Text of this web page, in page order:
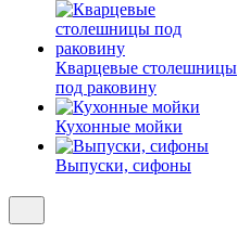
Кварцевые столешницы
под раковину
Кухонные мойки
Выпуски, сифоны